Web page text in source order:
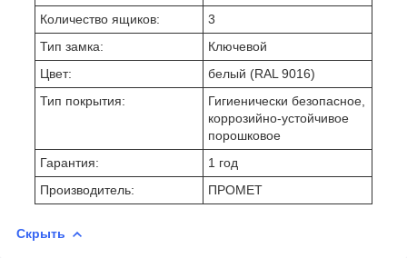
Количество ящиков:
3
Тип замка:
Ключевой
Цвет:
белый (RAL 9016)
Тип покрытия:
Гигиенически безопасное,
коррозийно-устойчивое
порошковое
Гарантия:
1 год
Производитель:
ПРОМЕТ
Скрыть